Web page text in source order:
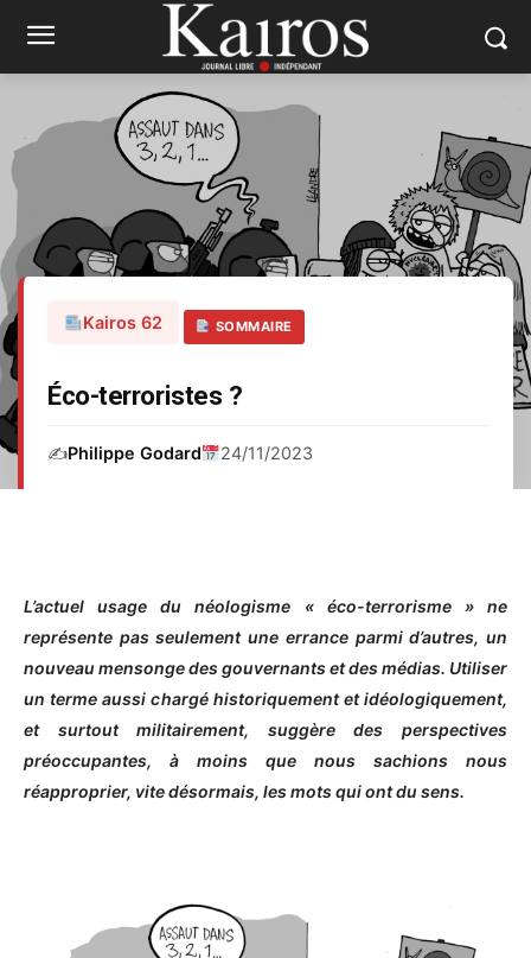
Kairos 62 SOMMAIRE
Éco-terroristes ?
✍️Philippe Godard 24/11/2023
L’actuel usage du néologisme « éco-terrorisme » ne
représente pas seulement une errance parmi d’autres, un
nouveau mensonge des gouvernants et des médias. Utiliser
un terme aussi chargé historiquement et idéologiquement,
et surtout militairement, suggère des perspectives
préoccupantes, à moins que nous sachions nous
réapproprier, vite désormais, les mots qui ont du sens.